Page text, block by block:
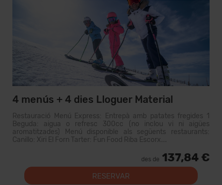
4 menús + 4 dies Lloguer Material
Restauració Menú Express: Entrepà amb patates fregides 1
Beguda: aigua o refresc 300cc (no inclou vi ni aigües
aromatitzades) Menú disponible als següents restaurants:
Canillo: Xiri El Forn Tarter: Fun Food Riba Escorx...
des de 137,84 €
RESERVAR